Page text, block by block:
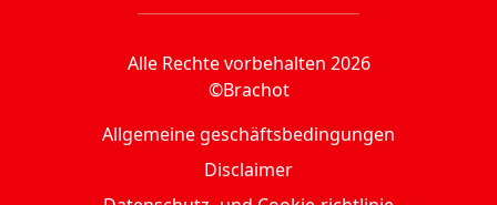
Alle Rechte vorbehalten 2026
©Brachot
Allgemeine geschäftsbedingungen
Disclaimer